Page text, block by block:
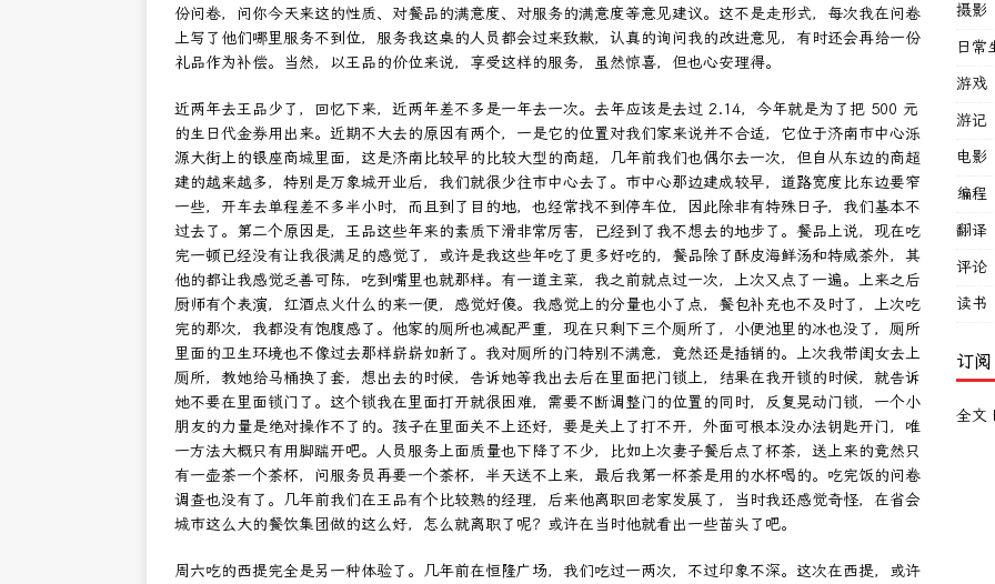
份问卷，问你今天来这的性质、对餐品的满意度、对服务的满意度等意见建议。这不是走形式，每次我在问卷
上写了他们哪里服务不到位，服务我这桌的人员都会过来致歉，认真的询问我的改进意见，有时还会再给一份
礼品作为补偿。当然，以王品的价位来说，享受这样的服务，虽然惊喜，但也心安理得。
近两年去王品少了，回忆下来，近两年差不多是一年去一次。去年应该是去过 2.14，今年就是为了把 500 元
的生日代金券用出来。近期不大去的原因有两个，一是它的位置对我们家来说并不合适，它位于济南市中心泺
源大街上的银座商城里面，这是济南比较早的比较大型的商超，几年前我们也偶尔去一次，但自从东边的商超
建的越来越多，特别是万象城开业后，我们就很少往市中心去了。市中心那边建成较早，道路宽度比东边要窄
一些，开车去单程差不多半小时，而且到了目的地，也经常找不到停车位，因此除非有特殊日子，我们基本不
过去了。第二个原因是，王品这些年来的素质下滑非常厉害，已经到了我不想去的地步了。餐品上说，现在吃
完一顿已经没有让我很满足的感觉了，或许是我这些年吃了更多好吃的，餐品除了酥皮海鲜汤和特威茶外，其
他的都让我感觉乏善可陈，吃到嘴里也就那样。有一道主菜，我之前就点过一次，上次又点了一遍。上来之后
厨师有个表演，红酒点火什么的来一便，感觉好傻。我感觉上的分量也小了点，餐包补充也不及时了，上次吃
完的那次，我都没有饱腹感了。他家的厕所也减配严重，现在只剩下三个厕所了，小便池里的冰也没了，厕所
里面的卫生环境也不像过去那样崭崭如新了。我对厕所的门特别不满意，竟然还是插销的。上次我带闺女去上
厕所，教她给马桶换了套，想出去的时候，告诉她等我出去后在里面把门锁上，结果在我开锁的时候，就告诉
她不要在里面锁门了。这个锁我在里面打开就很困难，需要不断调整门的位置的同时，反复晃动门锁，一个小
朋友的力量是绝对操作不了的。孩子在里面关不上还好，要是关上了打不开，外面可根本没办法钥匙开门，唯
一方法大概只有用脚踹开吧。人员服务上面质量也下降了不少，比如上次妻子餐后点了杯茶，送上来的竟然只
有一壶茶一个茶杯，问服务员再要一个茶杯，半天送不上来，最后我第一杯茶是用的水杯喝的。吃完饭的问卷
调查也没有了。几年前我们在王品有个比较熟的经理，后来他离职回老家发展了，当时我还感觉奇怪，在省会
城市这么大的餐饮集团做的这么好，怎么就离职了呢？或许在当时他就看出一些苗头了吧。
周六吃的西提完全是另一种体验了。几年前在恒隆广场，我们吃过一两次，不过印象不深。这次在西提，或许
摄影
日常
游戏
游记
电影
编程
翻译
评论
读书
订阅
全文